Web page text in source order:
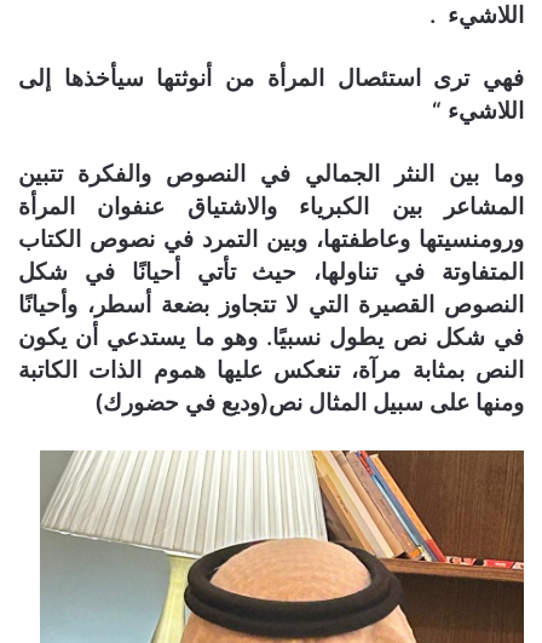
اللاشيء .
فهي ترى استئصال المرأة من أنوثتها سيأخذها إلى
اللاشيء “
وما بين النثر الجمالي في النصوص والفكرة تتبين
المشاعر بين الكبرياء والاشتياق عنفوان المرأة
ورومنسيتها وعاطفتها، وبين التمرد في نصوص الكتاب
المتفاوتة في تناولها، حيث تأتي أحيانًا في شكل
النصوص القصيرة التي لا تتجاوز بضعة أسطر، وأحيانًا
في شكل نص يطول نسبيًا. وهو ما يستدعي أن يكون
النص بمثابة مرآة، تنعكس عليها هموم الذات الكاتبة
ومنها على سبيل المثال نص(وديع في حضورك)